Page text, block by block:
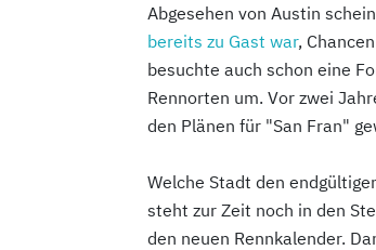
Abgesehen von Austin
bereits zu Gast war,
besuchte auch schon eine
Rennorten um. Vor zwei
den Plänen für "San Fran"
Welche Stadt den
steht zur Zeit noch in den
den neuen Rennkalender.